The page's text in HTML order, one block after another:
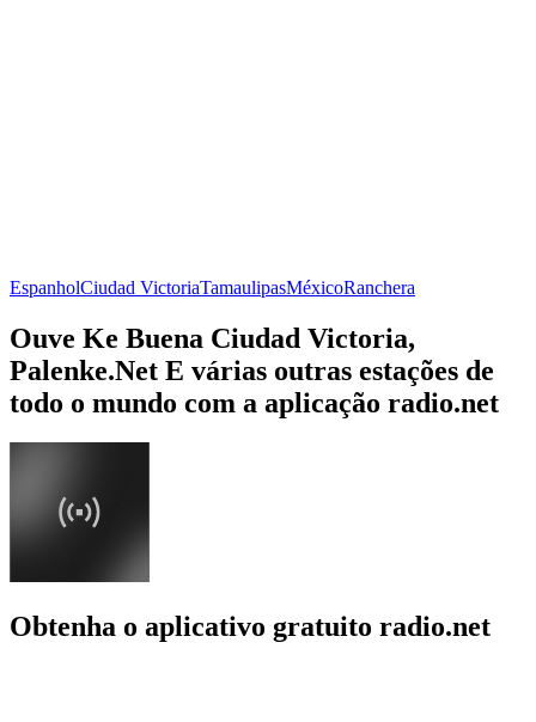
EspanholCiudad VictoriaTamaulipasMéxicoRanchera
Ouve Ke Buena Ciudad Victoria,
Palenke.Net E várias outras estações de
todo o mundo com a aplicação radio.net
Obtenha o aplicativo gratuito radio.net